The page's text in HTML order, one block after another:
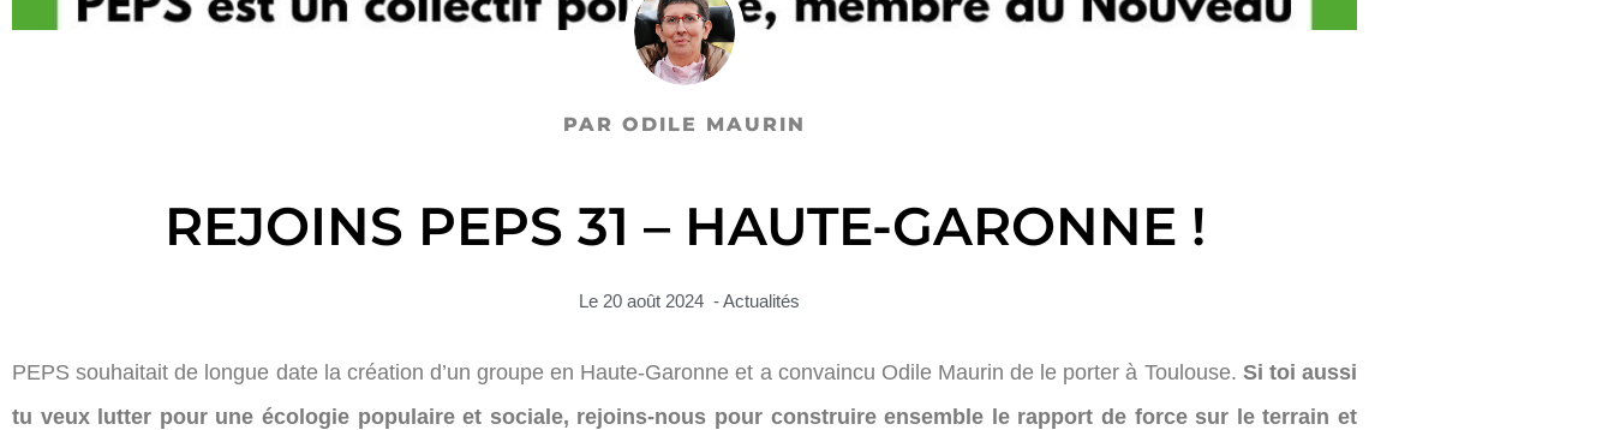
PAR ODILE MAURIN
REJOINS PEPS 31 – HAUTE-GARONNE !
Le 20 août 2024 -Actualités
PEPS souhaitait de longue date la création d’un groupe en Haute-Garonne et a convaincu Odile Maurin de le porter à Toulouse. Si toi aussi
tu veux lutter pour une écologie populaire et sociale, rejoins-nous pour construire ensemble le rapport de force sur le terrain et